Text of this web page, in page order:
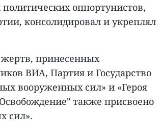
оппортунистов,
консолидировал и укреплял
принесенных
ВИА, Партия и Государство
вооруженных сил» и «Героя
также присвоено
сил».